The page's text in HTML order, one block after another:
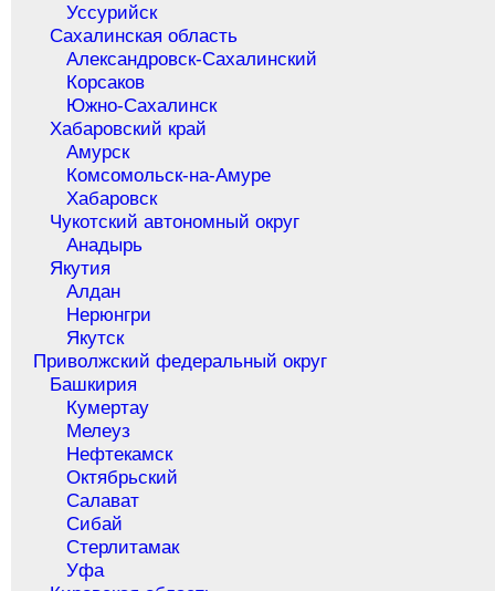
Уссурийск
Сахалинская область
Александровск-Сахалинский
Корсаков
Южно-Сахалинск
Хабаровский край
Амурск
Комсомольск-на-Амуре
Хабаровск
Чукотский автономный округ
Анадырь
Якутия
Алдан
Нерюнгри
Якутск
Приволжский федеральный округ
Башкирия
Кумертау
Мелеуз
Нефтекамск
Октябрьский
Салават
Сибай
Стерлитамак
Уфа